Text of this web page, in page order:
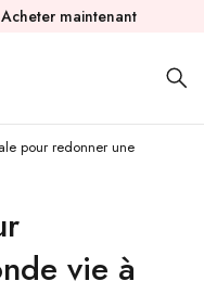
Acheter maintenant
vie à
pour redonner une